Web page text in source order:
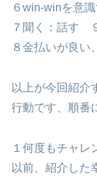
６win-winを意
７聞く：話す
８金払いが良い
以上が今回紹介
行動です、順番
１何度もチャレ
以前、紹介した